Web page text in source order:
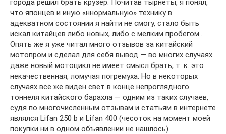
города решил брать крузер. Почитав тырнеты, я понял,
что японцев и иную «ннормальную» технику в
адекватном состоянии я найти не смогу, стало быть
искал китайцев либо новых, либо с мелким пробегом…
Опять же я уже читал много отзывов за китайский
мотопром и сделал для себя вывод — во многих случаях
даже новый мотоцикл не имеет смысл брать, т. к. это
некачественная, ломучая погремуха. Но в некоторых
случаях всё же виден свет в конце непроглядного
тоннеля китайского барахла — одним из таких случаев,
судя по многочисленным отзывам и статьям в интернете
являлся Lifan 250 b и Lifan 400 (чесоток на момент моей
покупки ни в одном объявлении не нашлось).